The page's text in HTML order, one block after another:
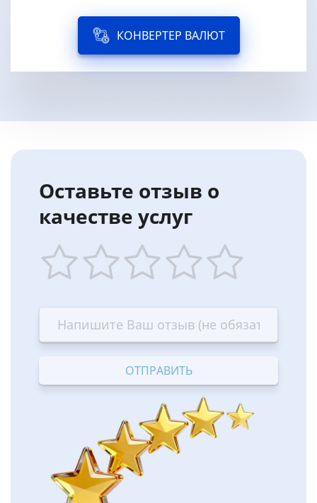
КОНВЕРТЕР ВАЛЮТ
Оставьте отзыв о
качестве услуг
star
Terrible
stars
—
Bad
stars
—
OK
stars
—
Good
stars
—
Excellent